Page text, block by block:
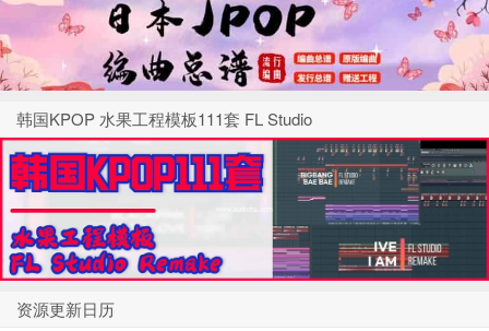
韩国KPOP 水果工程模板111套 FL Studio
资源更新日历